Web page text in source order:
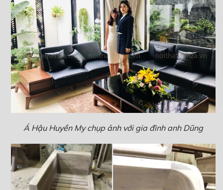
Á Hậu Huyền My chụp ảnh với gia đình anh Dũng